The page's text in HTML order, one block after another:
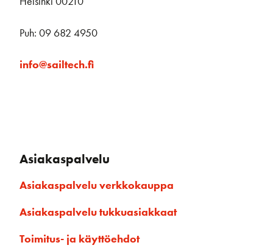
Puh: 09 682 4950
info@sailtech.fi
Asiakaspalvelu
Asiakaspalvelu verkkokauppa
Asiakaspalvelu tukkuasiakkaat
Toimitus- ja käyttöehdot